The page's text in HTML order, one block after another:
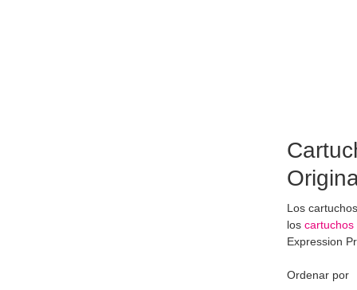
Los
los cartuchos
Expression
Ordenar por